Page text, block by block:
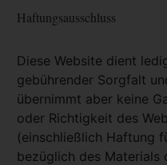
Haftungsausschluss
Diese Website dient
gebührender Sorgfalt
übernimmt aber keine
oder Richtigkeit des
(einschließlich Haftung
bezüglich des Materials